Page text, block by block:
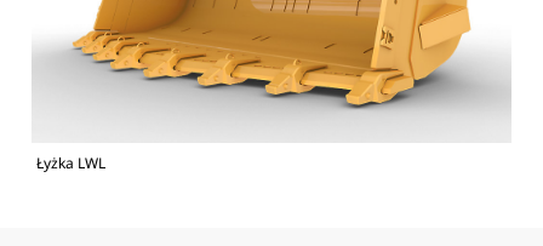
Łyżka LWL